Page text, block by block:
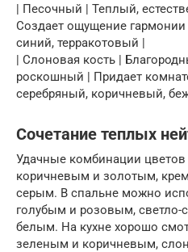
| Песочный | Теплый,
Создает ощущение
синий, терракотовый |
| Слоновая кость |
роскошный | Придает
серебряный, коричневый,
Сочетание теплых
Удачные комбинации
коричневым и золотым,
серым. В спальне можно
голубым и розовым,
белым. На кухне хорошо
зеленым и коричневым,